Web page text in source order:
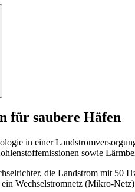
für saubere Häfen
in einer
sowie
die Landstrom mit 50
Wechselstromnetz (Mikro-